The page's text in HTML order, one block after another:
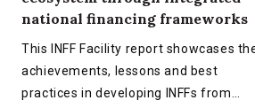
national financing frameworks
This INFF Facility report showcases
achievements, lessons and best
practices in developing INFFs from